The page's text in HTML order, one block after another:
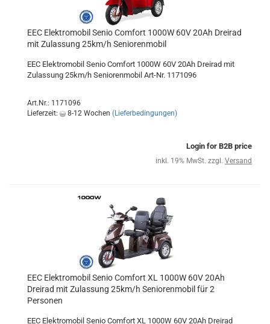
EEC Elektromobil Senio Comfort 1000W 60V 20Ah Dreirad
mit Zulassung 25km/h Seniorenmobil
EEC Elektromobil Senio Comfort 1000W 60V 20Ah Dreirad mit
Zulassung 25km/h Seniorenmobil Art-Nr. 1171096
Art.Nr.: 1171096
Lieferzeit:
8-12 Wochen (Lieferbedingungen)
Login for B2B price
inkl. 19% MwSt. zzgl. Versand
EEC Elektromobil Senio Comfort XL 1000W 60V 20Ah
Dreirad mit Zulassung 25km/h Seniorenmobil für 2
Personen
EEC Elektromobil Senio Comfort XL 1000W 60V 20Ah Dreirad